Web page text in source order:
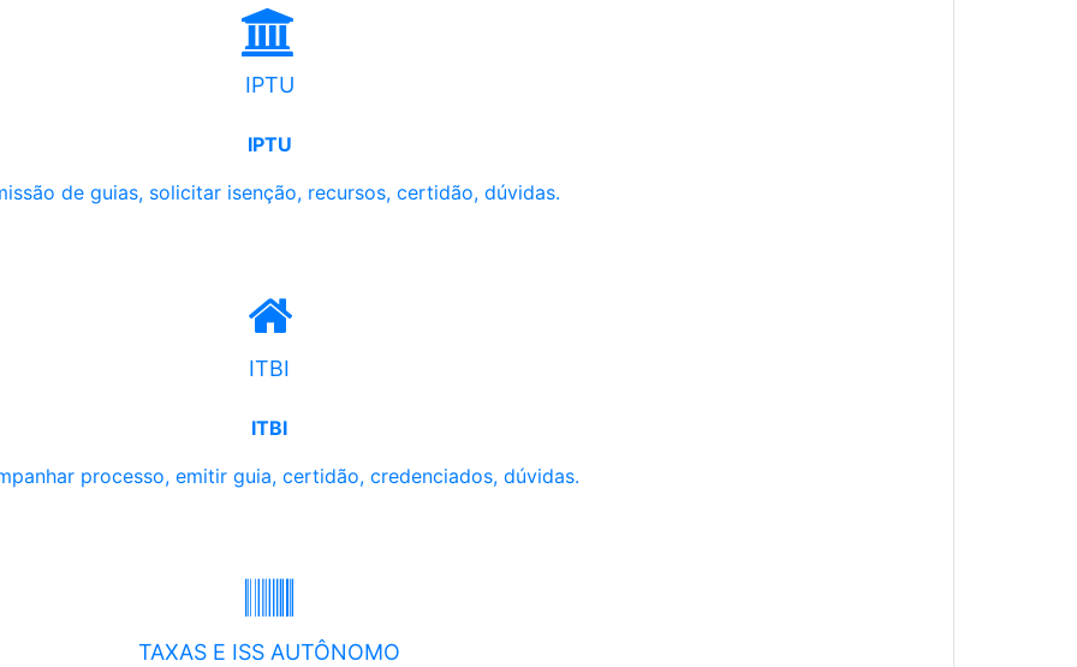
IPTU
IPTU
de guias, solicitar isenção, recursos, certidão, dúvidas.
ITBI
ITBI
processo, emitir guia, certidão, credenciados, dúvidas.
TAXAS E ISS AUTÔNOMO